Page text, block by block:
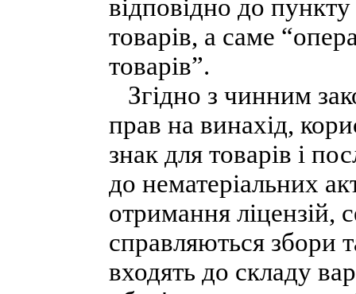
відповідно до
товарів, а саме
товарів”.
Згідно з чинним
прав на винахід,
знак для товарів і
до нематеріальних
отримання ліцензій,
справляються збори
входять до складу